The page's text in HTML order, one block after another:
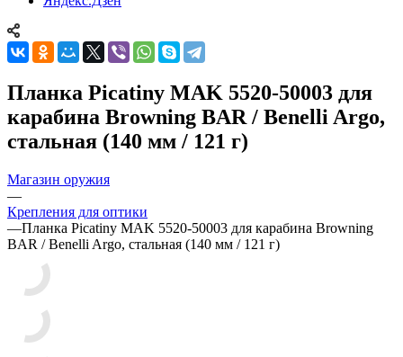
Планка Picatiny MAK 5520-50003 для
карабина Browning BAR / Benelli Argo,
стальная (140 мм / 121 г)
Магазин оружия
—
Крепления для оптики
—Планка Picatiny MAK 5520-50003 для карабина Browning
BAR / Benelli Argo, стальная (140 мм / 121 г)